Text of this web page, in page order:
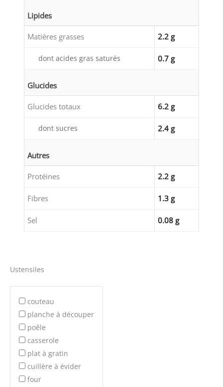
Lipides
Matières grasses 2.2 g
dont acides gras saturés 0.7 g
Glucides
Glucides totaux 6.2 g
dont sucres 2.4 g
Autres
Protéines 2.2 g
Fibres 1.3 g
Sel 0.08 g
Ustensiles
couteau
planche à découper
poêle
casserole
plat à gratin
cuillère à évider
four